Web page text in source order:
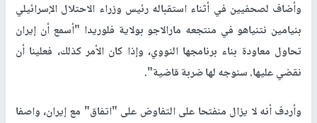
وأضاف لصحفيين في أثناء استقباله رئيس وزراء الاحتلال الإسرائيلي
بنيامين نتنياهو في منتجعه مارالاجو بولاية فلوريدا "أسمع أن إيران
تحاول معاودة بناء برنامجها النووي، وإذا كان الأمر كذلك، فعلينا أن
نقضي عليها. سنوجه لها ضربة قاضية".
وأردف أنه لا يزال منفتحا على التفاوض على "اتفاق" مع إيران، واصفا